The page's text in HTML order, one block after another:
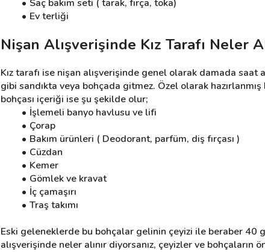
Saç bakım seti ( tarak, fırça, toka)
Ev terliği
Nişan Alışverişinde Kız Tarafı Neler
Kız tarafı ise nişan alışverişinde genel olarak damada saat
gibi sandıkta veya bohçada gitmez. Özel olarak
bohçası içeriği ise şu şekilde olur;
İşlemeli banyo havlusu ve lifi
Çorap
Bakım ürünleri ( Deodorant, parfüm, diş fırçası )
Cüzdan
Kemer
Gömlek ve kravat
İç çamaşırı
Traş takımı
Eski geleneklerde bu bohçalar gelinin çeyizi ile beraber 40
alışverişinde neler alınır diyorsanız, çeyizler ve bohçaların